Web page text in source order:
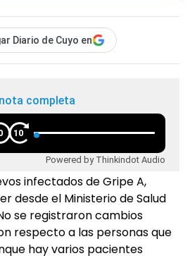
Diario de Cuyo en
completa
10
Powered by Thinkindot Audio
infectados de Gripe A,
desde el Ministerio de Salud
se registraron cambios
respecto a las personas que
hay varios pacientes